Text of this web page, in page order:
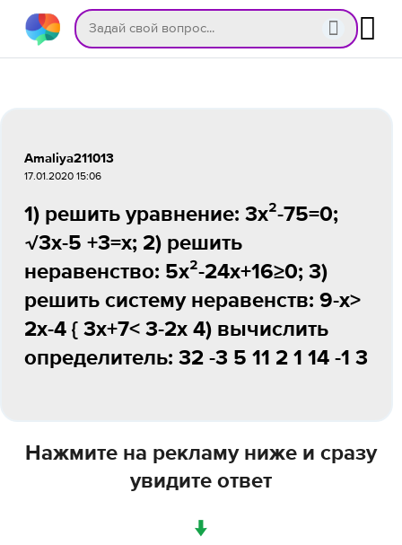
Amaliya211013
17.01.2020 15:06
1) решить уравнение: 3х²-75=0;
√3х-5 +3=х; 2) решить
неравенство: 5х²-24х+16≥0; 3)
решить систему неравенств: 9-х>
2х-4 { 3х+7< 3-2х 4) вычислить
определитель: 32 -3 5 11 2 1 14 -1 3
Нажмите на рекламу ниже и сразу
увидите ответ
↓